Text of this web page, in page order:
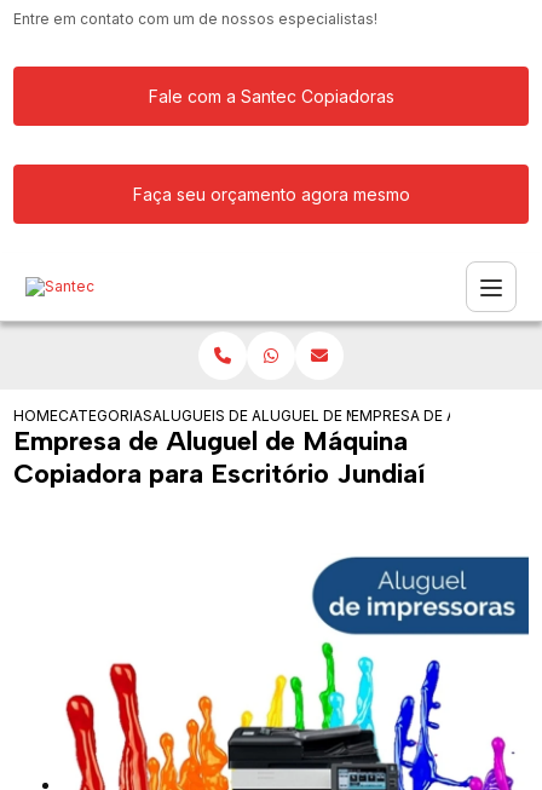
Entre em contato com um de nossos especialistas!
Fale com a Santec Copiadoras
Faça seu orçamento agora mesmo
HOMECATEGORIASALUGUEIS DE COPIADORASALUGUEL DE MAQUINA COPIADORA
EMPRESA DE ALUGUEL
Empresa de Aluguel de Máquina
Copiadora para Escritório Jundiaí